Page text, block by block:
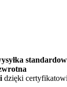
dzięki